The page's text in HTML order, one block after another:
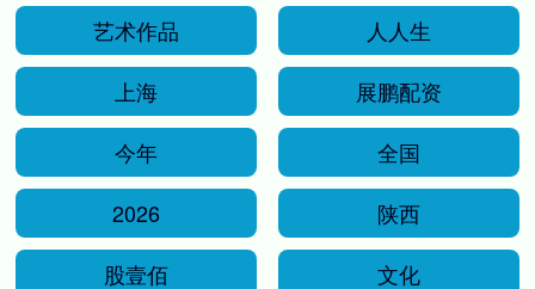
艺术作品
人人生
上海
展鹏配资
今年
全国
2026
陕西
股壹佰
文化